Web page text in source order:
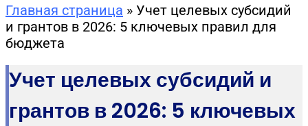
Главная страница » Учет целевых субсидий
и грантов в 2026: 5 ключевых правил для
бюджета
Учет целевых субсидий и
грантов в 2026: 5 ключевых